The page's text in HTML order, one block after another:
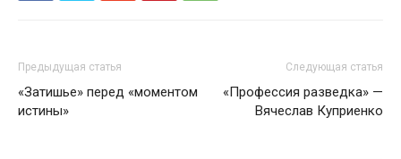
Предыдущая статья
«Затишье» перед «моментом
истины»
Следующая статья
«Профессия разведка» —
Вячеслав Куприенко